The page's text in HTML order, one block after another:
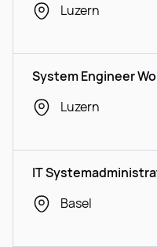
Luzern
System Engineer
Luzern
IT
Basel